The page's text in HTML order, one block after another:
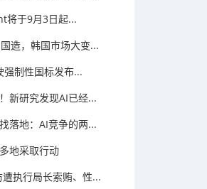
将于9月3日起...
造，韩国市场大变...
强制性国标发布...
新研究发现AI已经...
落地：AI竞争的两...
地采取行动
执行局长索贿、性...